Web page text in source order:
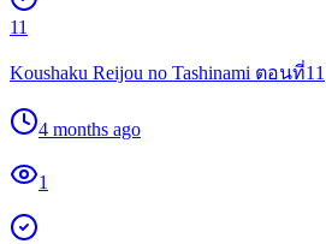
11
Koushaku Reijou no Tashinami ตอนที่11
4 months ago
1